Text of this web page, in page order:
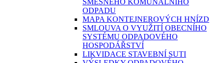
ODPADU
MAPA KONTEJNEROVÝCH HNÍZD
SMLOUVA O VYUŽITÍ OBECNÍHO
SYSTÉMU ODPADOVÉHO
HOSPODÁŘSTVÍ
LIKVIDACE STAVEBNÍ SUTI